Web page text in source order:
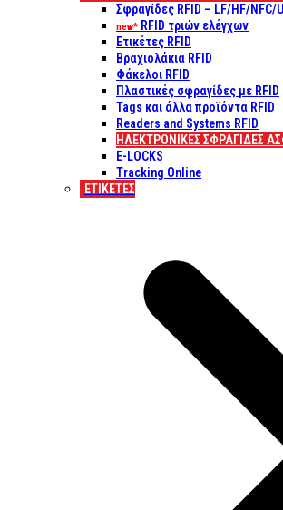
Σφραγίδες RFID – LF/HF/NFC/
new* RFID τριών ελέγχων
Ετικέτες RFID
Βραχιολάκια RFID
Φάκελοι RFID
Πλαστικές σφραγίδες με RFID
Tags και άλλα προϊόντα RFID
Readers and Systems RFID
ΗΛΕΚΤΡΟΝΙΚΕΣ ΣΦΡΑΓΙΔΕΣ
E-LOCKS
Tracking Online
ΕΤΙΚΈΤΕΣ